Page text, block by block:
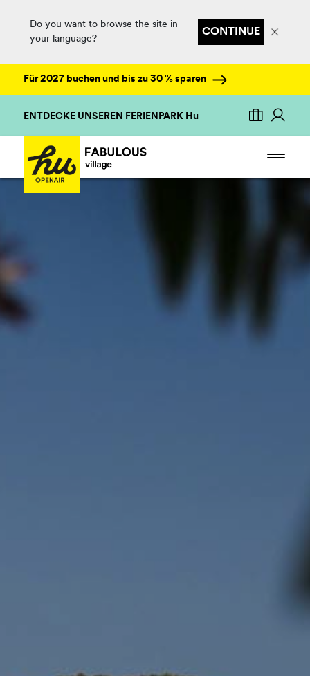
Do you want to browse the site in
your language?
CONTINUE
Für 2027 buchen und bis zu 30 % sparen
ENTDECKE UNSEREN FERIENPARK Hu